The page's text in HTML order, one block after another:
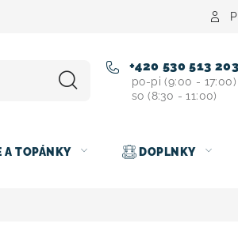
+420 530 513 203
po-pi (9:00 - 17:00)
so (8:30 - 11:00)
A TOPÁNKY DOPLNKY